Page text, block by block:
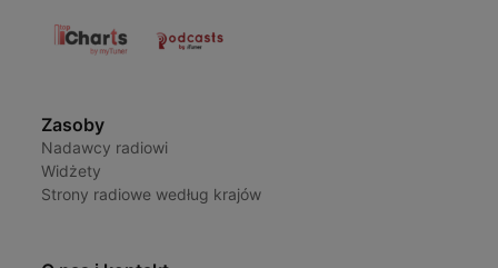
Zasoby
Nadawcy radiowi
Widżety
Strony radiowe według krajów